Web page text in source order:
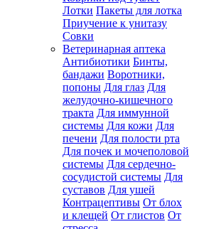
Лотки Пакеты для лотка
Приучение к унитазу
Совки
Ветеринарная аптека
Антибиотики Бинты,
бандажи Воротники,
попоны Для глаз Для
желудочно-кишечного
тракта Для иммунной
системы Для кожи Для
печени Для полости рта
Для почек и мочеполовой
системы Для сердечно-
сосудистой системы Для
суставов Для ушей
Контрацептивы От блох
и клещей От глистов От